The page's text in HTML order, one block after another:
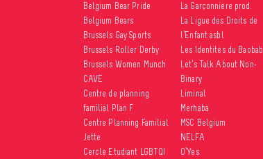
Belgium Bear Pride
Belgium Bears
Brussels Gay Sports
Brussels Roller Derby
Brussels Women Munch
CAVE
Centre de planning
familial Plan F
Centre Planning Familial
Jette
Cercle Etudiant LGBTQI
La Garçonnière prod.
La Ligue des Droits de
l’Enfant asbl
Les Identités du Baobab
Let’s Talk About Non-
Binary
Liminal
Merhaba
MSC Belgium
NELFA
O’Yes